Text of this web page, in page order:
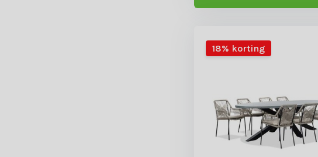
18% korting